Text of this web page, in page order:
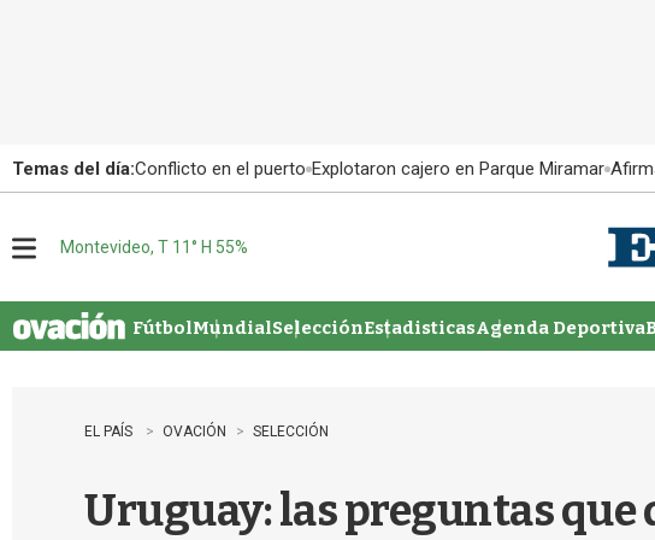
Temas del día:Conflicto en el puerto Explotaron cajero en Parque Miramar
u
Montevideo, T 11° H 55%
FútbolMundialSelecciónEstadisticasAgenda Deportiva
EL PAÍS OVACIÓN SELECCIÓN
Uruguay: las preguntas que